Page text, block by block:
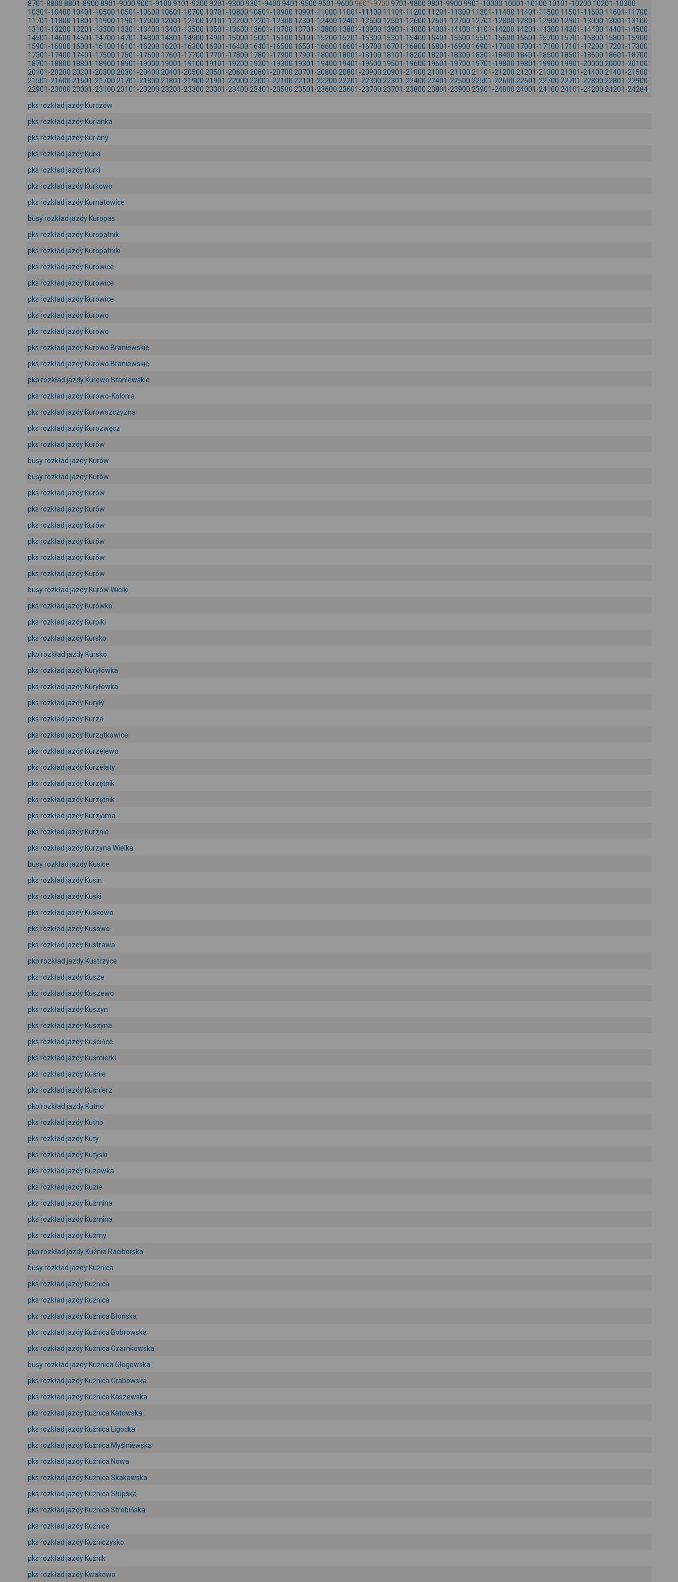
+
-
8701-8800 8801-8900 8901-9000 9001-9100 9101-9200 9201-9300 9301-9400 9401-9500 9501-9600 9601-9700 9701-9800 9801-9900 9901-10000 10001-10100 10101-10200 10201-10300
10301-10400 10401-10500 10501-10600 10601-10700 10701-10800 10801-10900 10901-11000 11001-11100 11101-11200 11201-11300 11301-11400 11401-11500 11501-11600 11601-11700
11701-11800 11801-11900 11901-12000 12001-12100 12101-12200 12201-12300 12301-12400 12401-12500 12501-12600 12601-12700 12701-12800 12801-12900 12901-13000 13001-13100
13101-13200 13201-13300 13301-13400 13401-13500 13501-13600 13601-13700 13701-13800 13801-13900 13901-14000 14001-14100 14101-14200 14201-14300 14301-14400 14401-14500
14501-14600 14601-14700 14701-14800 14801-14900 14901-15000 15001-15100 15101-15200 15201-15300 15301-15400 15401-15500 15501-15600 15601-15700 15701-15800 15801-15900
15901-16000 16001-16100 16101-16200 16201-16300 16301-16400 16401-16500 16501-16600 16601-16700 16701-16800 16801-16900 16901-17000 17001-17100 17101-17200 17201-17300
17301-17400 17401-17500 17501-17600 17601-17700 17701-17800 17801-17900 17901-18000 18001-18100 18101-18200 18201-18300 18301-18400 18401-18500 18501-18600 18601-18700
18701-18800 18801-18900 18901-19000 19001-19100 19101-19200 19201-19300 19301-19400 19401-19500 19501-19600 19601-19700 19701-19800 19801-19900 19901-20000 20001-20100
20101-20200 20201-20300 20301-20400 20401-20500 20501-20600 20601-20700 20701-20800 20801-20900 20901-21000 21001-21100 21101-21200 21201-21300 21301-21400 21401-21500
21501-21600 21601-21700 21701-21800 21801-21900 21901-22000 22001-22100 22101-22200 22201-22300 22301-22400 22401-22500 22501-22600 22601-22700 22701-22800 22801-22900
22901-23000 23001-23100 23101-23200 23201-23300 23301-23400 23401-23500 23501-23600 23601-23700 23701-23800 23801-23900 23901-24000 24001-24100 24101-24200 24201-24284
pks rozkład jazdy Kurczów
pks rozkład jazdy Kurianka
pks rozkład jazdy Kuriany
pks rozkład jazdy Kurki
pks rozkład jazdy Kurki
pks rozkład jazdy Kurkowo
pks rozkład jazdy Kurnatowice
busy rozkład jazdy Kuropas
pks rozkład jazdy Kuropatnik
pks rozkład jazdy Kuropatniki
pks rozkład jazdy Kurowice
pks rozkład jazdy Kurowice
pks rozkład jazdy Kurowice
pks rozkład jazdy Kurowo
pks rozkład jazdy Kurowo
pks rozkład jazdy Kurowo Braniewskie
pks rozkład jazdy Kurowo Braniewskie
pkp rozkład jazdy Kurowo Braniewskie
pks rozkład jazdy Kurowo-Kolonia
pks rozkład jazdy Kurowszczyzna
pks rozkład jazdy Kurozwęcz
pks rozkład jazdy Kurów
busy rozkład jazdy Kurów
busy rozkład jazdy Kurów
pks rozkład jazdy Kurów
pks rozkład jazdy Kurów
pks rozkład jazdy Kurów
pks rozkład jazdy Kurów
pks rozkład jazdy Kurów
pks rozkład jazdy Kurów
busy rozkład jazdy Kurów Wielki
pks rozkład jazdy Kurówko
pks rozkład jazdy Kurpiki
pks rozkład jazdy Kursko
pkp rozkład jazdy Kursko
pks rozkład jazdy Kuryłówka
pks rozkład jazdy Kuryłówka
pks rozkład jazdy Kuryły
pks rozkład jazdy Kurza
pks rozkład jazdy Kurzątkowice
pks rozkład jazdy Kurzejewo
pks rozkład jazdy Kurzelaty
pks rozkład jazdy Kurzętnik
pks rozkład jazdy Kurzętnik
pks rozkład jazdy Kurzjama
pks rozkład jazdy Kurznie
pks rozkład jazdy Kurzyna Wielka
busy rozkład jazdy Kusice
pks rozkład jazdy Kusin
pks rozkład jazdy Kuski
pks rozkład jazdy Kuskowo
pks rozkład jazdy Kusowo
pks rozkład jazdy Kustrawa
pkp rozkład jazdy Kustrzyce
pks rozkład jazdy Kusze
pks rozkład jazdy Kuszewo
pks rozkład jazdy Kuszyn
pks rozkład jazdy Kuszyna
pks rozkład jazdy Kuścińce
pks rozkład jazdy Kuśmierki
pks rozkład jazdy Kuśnie
pks rozkład jazdy Kuśnierz
pkp rozkład jazdy Kutno
pks rozkład jazdy Kutno
pks rozkład jazdy Kuty
pks rozkład jazdy Kutyski
pks rozkład jazdy Kuzawka
pks rozkład jazdy Kuzie
pks rozkład jazdy Kuźmina
pks rozkład jazdy Kuźmina
pks rozkład jazdy Kuźmy
pkp rozkład jazdy Kuźnia Raciborska
busy rozkład jazdy Kuźnica
pks rozkład jazdy Kuźnica
pks rozkład jazdy Kuźnica
pks rozkład jazdy Kuźnica Błońska
pks rozkład jazdy Kuźnica Bobrowska
pks rozkład jazdy Kuźnica Czarnkowska
busy rozkład jazdy Kuźnica Głogowska
pks rozkład jazdy Kuźnica Grabowska
pks rozkład jazdy Kuźnica Kaszewska
pks rozkład jazdy Kuźnica Katowska
pks rozkład jazdy Kuźnica Ligocka
pks rozkład jazdy Kuźnica Myślniewska
pks rozkład jazdy Kuźnica Nowa
pks rozkład jazdy Kuźnica Skakawska
pks rozkład jazdy Kuźnica Słupska
pks rozkład jazdy Kuźnica Strobińska
pks rozkład jazdy Kuźnice
pks rozkład jazdy Kuźniczysko
pks rozkład jazdy Kuźnik
pks rozkład jazdy Kwakowo